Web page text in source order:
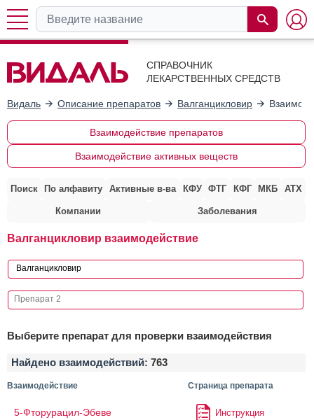
СПРАВОЧНИК
ЛЕКАРСТВЕННЫХ СРЕДСТВ
Видаль Описание препаратов Валганцикловир
Взаимодействие препаратов
Взаимодействие активных веществ
Поиск По алфавиту Активные в-ва КФУ ФТГ КФГ МКБ АТХ
Компании Заболевания
Валганцикловир взаимодействие
Выберите препарат для проверки взаимодействия
Найдено взаимодействий: 763
Взаимодействие Страница препарата
5-Фторурацил-Эбеве Инструкция